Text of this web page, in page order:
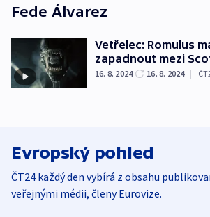
Fede Álvarez
Vetřelec: Romulus
zapadnout mezi
16. 8. 2024 16. 8. 2024 |
Evropský pohled
ČT24 každý den vybírá z obsahu
veřejnými médii, členy Eurovize.